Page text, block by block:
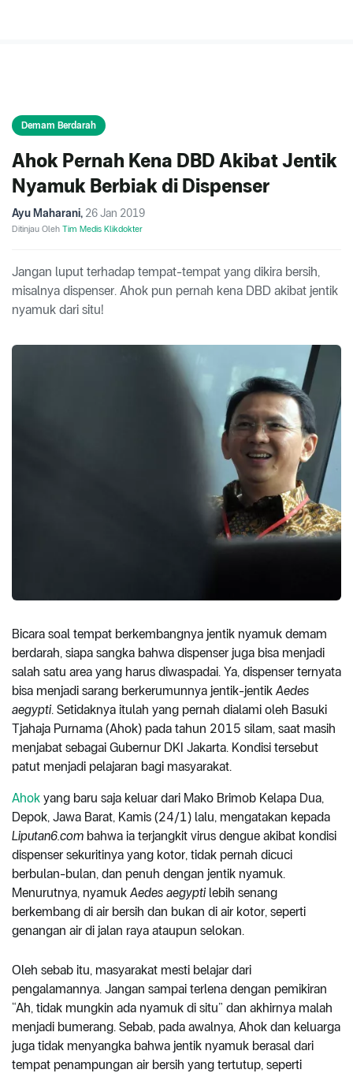
Demam Berdarah
Ahok Pernah Kena DBD Akibat Jentik
Nyamuk Berbiak di Dispenser
Ayu Maharani, 26 Jan 2019
Ditinjau Oleh Tim Medis Klikdokter
Jangan luput terhadap tempat-tempat yang dikira bersih,
misalnya dispenser. Ahok pun pernah kena DBD akibat jentik
nyamuk dari situ!
Bicara soal tempat berkembangnya jentik nyamuk demam
berdarah, siapa sangka bahwa dispenser juga bisa menjadi
salah satu area yang harus diwaspadai. Ya, dispenser ternyata
bisa menjadi sarang berkerumunnya jentik-jentik Aedes
aegypti. Setidaknya itulah yang pernah dialami oleh Basuki
Tjahaja Purnama (Ahok) pada tahun 2015 silam, saat masih
menjabat sebagai Gubernur DKI Jakarta. Kondisi tersebut
patut menjadi pelajaran bagi masyarakat.
Ahok yang baru saja keluar dari Mako Brimob Kelapa Dua,
Depok, Jawa Barat, Kamis (24/1) lalu, mengatakan kepada
Liputan6.com bahwa ia terjangkit virus dengue akibat kondisi
dispenser sekuritinya yang kotor, tidak pernah dicuci
berbulan-bulan, dan penuh dengan jentik nyamuk.
Menurutnya, nyamuk Aedes aegypti lebih senang
berkembang di air bersih dan bukan di air kotor, seperti
genangan air di jalan raya ataupun selokan.
Oleh sebab itu, masyarakat mesti belajar dari
pengalamannya. Jangan sampai terlena dengan pemikiran
“Ah, tidak mungkin ada nyamuk di situ” dan akhirnya malah
menjadi bumerang. Sebab, pada awalnya, Ahok dan keluarga
juga tidak menyangka bahwa jentik nyamuk berasal dari
tempat penampungan air bersih yang tertutup, seperti